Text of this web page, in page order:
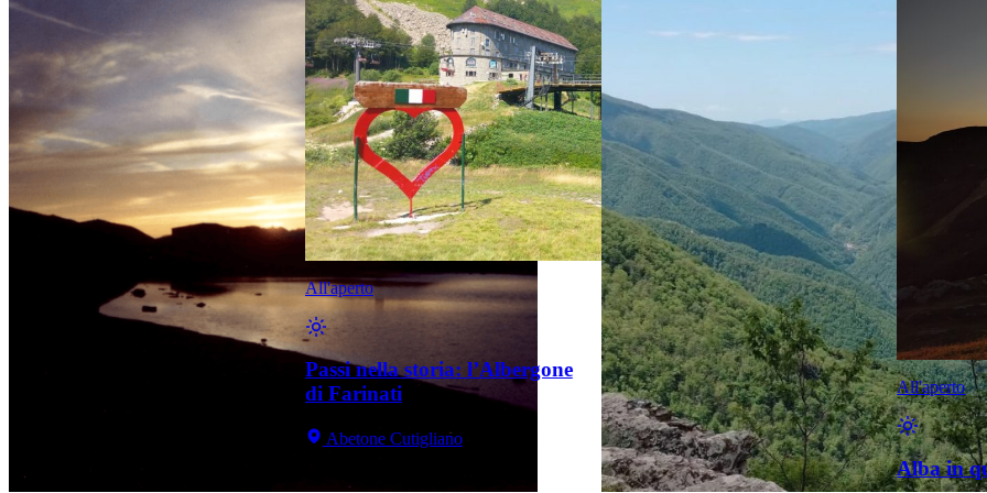
All'aperto
Passi nella storia: l’Albergone
di Farinati
Abetone Cutigliano
All'aperto
Alba in